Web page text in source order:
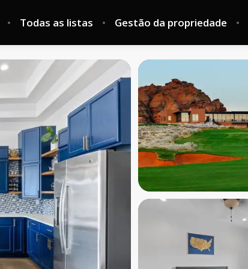
Todas as listas Gestão da propriedade